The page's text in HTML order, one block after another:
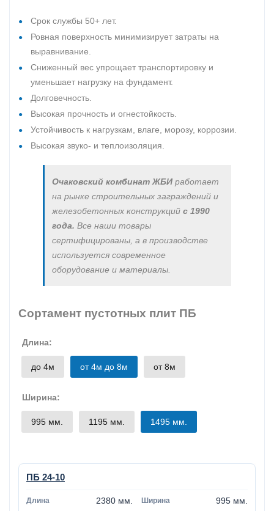
Срок службы 50+ лет.
Ровная поверхность минимизирует затраты на
выравнивание.
Сниженный вес упрощает транспортировку и
уменьшает нагрузку на фундамент.
Долговечность.
Высокая прочность и огнестойкость.
Устойчивость к нагрузкам, влаге, морозу, коррозии.
Высокая звуко- и теплоизоляция.
Очаковский комбинат ЖБИработает
на рынке строительных заграждений и
железобетонных конструкций с 1990
года. Все наши товары
сертифицированы, а в производстве
используется современное
оборудование и материалы.
Сортамент пустотных плит ПБ
Длина:
до 4м от 4м до 8м от 8м
Ширина:
995 мм. 1195 мм. 1495 мм.
ПБ 24-10
2380 мм. 995 мм.